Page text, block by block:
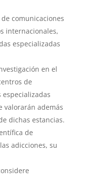
comunicaciones
internacionales,
especializadas
en el
de
valorarán además
dichas estancias.
de
adicciones, su